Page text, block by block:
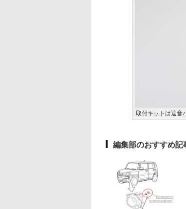
取付キットは遮音
編集部のおすすめ記